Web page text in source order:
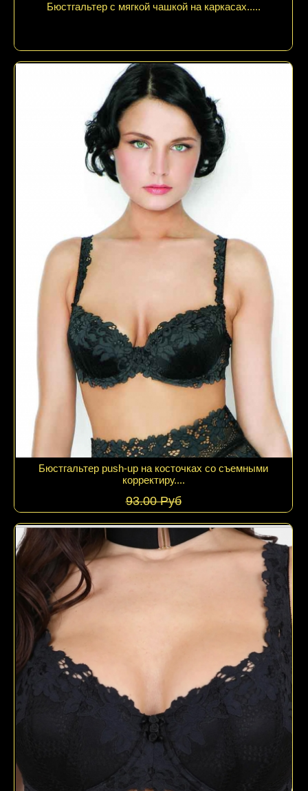
Бюстгальтер с мягкой чашкой на каркасах.....
Бюстгальтер push-up на косточках со съемными
корректиру....
93.00 Руб
Подробнее